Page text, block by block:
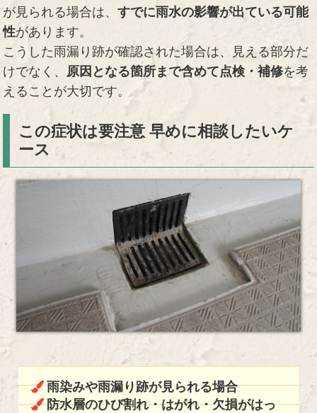
が見られる場合は、すでに雨水の影響が出ている可能
性があります。
こうした雨漏り跡が確認された場合は、見える部分だ
けでなく、 原因となる箇所まで含めて点検・補修を考
えることが大切です。
この症状は要注意 早めに相談したいケ
ース
雨染みや雨漏り跡が見られる場合
防水層のひび割れ・はがれ・欠損がはっ